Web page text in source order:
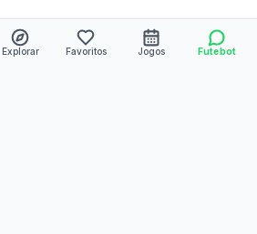
Explorar Favoritos Jogos Futebot